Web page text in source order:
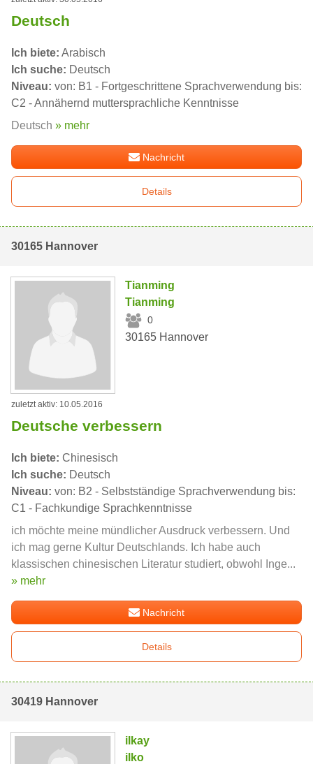
Deutsch
Ich biete: Arabisch
Ich suche: Deutsch
Niveau: von: B1 - Fortgeschrittene Sprachverwendung bis:
C2 - Annähernd muttersprachliche Kenntnisse
Deutsch » mehr
Nachricht
Details
30165 Hannover
Tianming
Tianming
0
30165 Hannover
zuletzt aktiv: 10.05.2016
Deutsche verbessern
Ich biete: Chinesisch
Ich suche: Deutsch
Niveau: von: B2 - Selbstständige Sprachverwendung bis:
C1 - Fachkundige Sprachkenntnisse
ich möchte meine mündlicher Ausdruck verbessern. Und
ich mag gerne Kultur Deutschlands. Ich habe auch
klassischen chinesischen Literatur studiert, obwohl Inge...
» mehr
Nachricht
Details
30419 Hannover
ilkay
ilko